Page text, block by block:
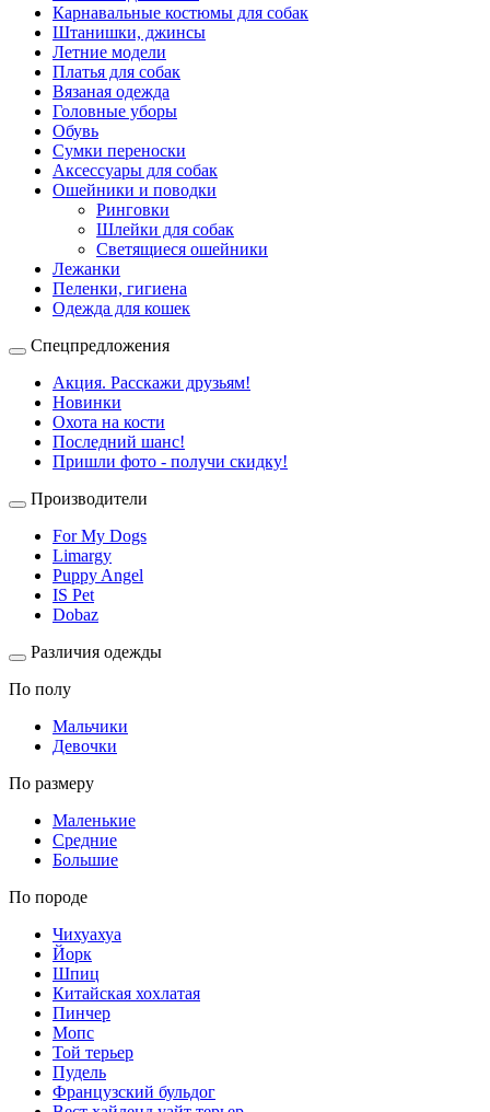
Карнавальные костюмы для собак
Штанишки, джинсы
Летние модели
Платья для собак
Вязаная одежда
Головные уборы
Обувь
Сумки переноски
Аксессуары для собак
Ошейники и поводки
Ринговки
Шлейки для собак
Светящиеся ошейники
Лежанки
Пеленки, гигиена
Одежда для кошек
Спецпредложения
Акция. Расскажи друзьям!
Новинки
Охота на кости
Последний шанс!
Пришли фото - получи скидку!
Производители
For My Dogs
Limargy
Puppy Angel
IS Pet
Dobaz
Различия одежды
По полу
Мальчики
Девочки
По размеру
Маленькие
Средние
Большие
По породе
Чихуахуа
Йорк
Шпиц
Китайская хохлатая
Пинчер
Мопс
Той терьер
Пудель
Французский бульдог